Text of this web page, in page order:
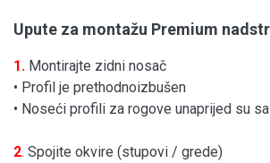
Upute za montažu Premium
1. Montirajte zidni nosač
• Profil je prethodnoizbušen
• Noseći profili za rogove unaprijed su
2. Spojite okvire (stupovi / grede)